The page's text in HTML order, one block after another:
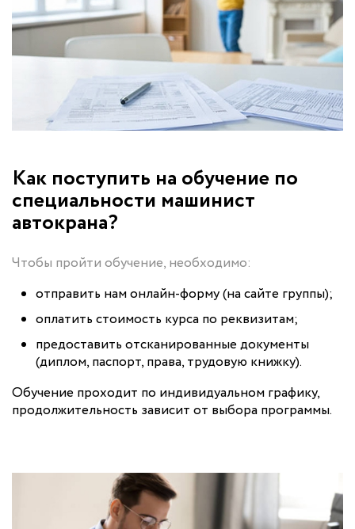
Как поступить на обучение по
специальности машинист
автокрана?
Чтобы пройти обучение, необходимо:
отправить нам онлайн-форму (на сайте группы);
оплатить стоимость курса по реквизитам;
предоставить отсканированные документы
(диплом, паспорт, права, трудовую книжку).
Обучение проходит по индивидуальном графику,
продолжительность зависит от выбора программы.